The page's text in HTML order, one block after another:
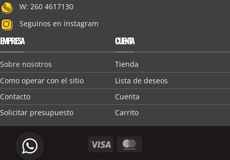
W: 260 4617130
Seguinos en instagram
EMPRESA
Sobre nosotros
Como operar con el sitio
Contacto
Solicitar presupuesto
CUENTA
Tienda
Lista de deseos
Cuenta
Carrito
Visa